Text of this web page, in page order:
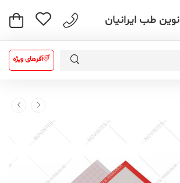
نوین طب ایرانیان
آفرهای ویژه